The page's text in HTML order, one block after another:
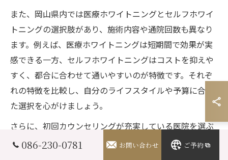
また、岡山県内では医療ホワイトニングとセルフホワイ
トニングの選択肢があり、施術内容や通院回数も異なり
ます。例えば、医療ホワイトニングは短期間で効果が実
感できる一方、セルフホワイトニングはコストを抑えや
すく、都合に合わせて通いやすいのが特徴です。それぞ
れの特徴を比較し、自分のライフスタイルや予算に合っ
た選択を心がけましょう。
さらに、初回カウンセリングが充実している医院を選ぶ
と、歯の状態や希望に合わせて最適なプランを提案して
086-230-0781 お問い合わせ ご予約